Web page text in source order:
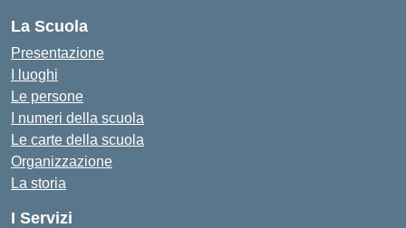
La Scuola
Presentazione
I luoghi
Le persone
I numeri della scuola
Le carte della scuola
Organizzazione
La storia
I Servizi